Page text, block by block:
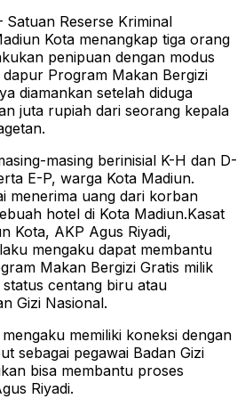
Reserse Kriminal
Kota menangkap tiga orang
penipuan dengan modus
Program Makan Bergizi
diamankan setelah diduga
juta rupiah dari seorang kepala
masing berinisial K-H dan D-
E-P, warga Kota Madiun.
menerima uang dari korban
hotel di Kota Madiun.Kasat
Kota, AKP Agus Riyadi,
mengaku dapat membantu
Makan Bergizi Gratis milik
centang biru atau
Gizi Nasional.
memiliki koneksi dengan
sebagai pegawai Badan Gizi
bisa membantu proses
Riyadi.